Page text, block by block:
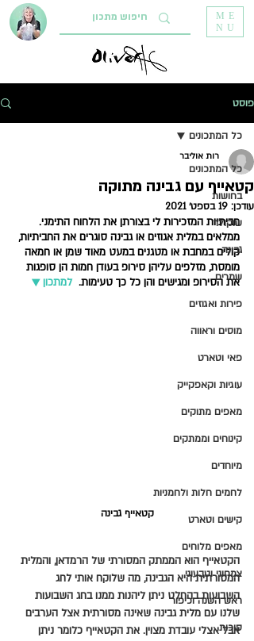
ME
NU
פוסט
כל המתכונים
בחושות
שוקולד
גבינה
שמרים
פירות ואגוזים
מוסים וראווה
פאי וטארט
עוגיות וקאפקייק
מאפים מתוקים
קינוחים וממתקים
מיוחדים
לחמים חלות ולחמניות
קישים וטארט
מאפים מלוחים
צמחוני וטבעוני
ראש השנה וכיפור
סוכות
כל המתכונים
קטאייף עם גבינה מתוקה
רות אוליבר
עודכן: 19 בספט׳ 2021
חביתיות המזכירות לי בצורתן את הלחוח התימני.
ממלאים במלית אגוזים או גבינה סוגרים את החביתיות,
קולים במחבת או מטגנים במעט מאוד שמן או חמאה
מומסת, מזלפים עליהן סירופ בעודן חמות הן סופגות
את הסירופ ומגישים והן כל כך טעימות. למתכון ▼
קטאייף גבינה
הקטאייף הוא הממתק המסורתי של הרמדאן, והמלית
המסורתית היא הגבינה, מה שלוקח אותי לחג
השבועות בהחלט ניתן ליהנות ממנו בחג השבועות
שלנו עם מלית גבינה שאינה מסורתית אצל הערבים
אבל אצלי עובדת מצוין. את הקטאייף כלומר ניתן